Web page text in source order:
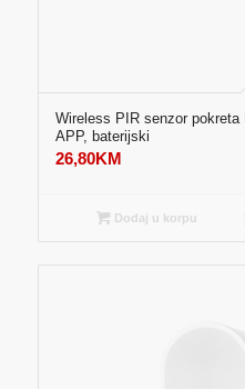
Wireless PIR senzor
APP, baterijski
26,80KM
Dodaj u korpu